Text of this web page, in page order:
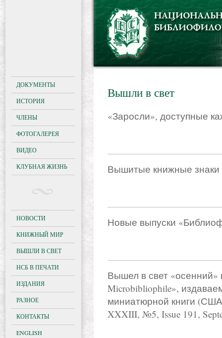
Вышли в свет
«Заросли», доступные
Вышитые книжные знаки
Новые выпуски
Вышел в свет
Microbibliophile»,
миниатюрной книги
XXXIII, №5, Issue 191,
ДОКУМЕНТЫ
ИСТОРИЯ
ЧЛЕНЫ
ФОТОГАЛЕРЕЯ
ВИДЕО
КЛУБНАЯ ЖИЗНЬ
НОВОСТИ
КНИЖНЫЙ МИР
ВЫШЛИ В СВЕТ
НСБ В ПЕЧАТИ
ИЗДАНИЯ
РАЗНОЕ
КОНТАКТЫ
ENGLISH